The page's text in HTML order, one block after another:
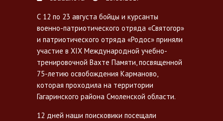
С 12 по 23 августа бойцы и курсанты
военно-патриотического отряда «Святогор»
и патриотического отряда «Родос» приняли
участие в XIX Международной учебно-
тренировочной Вахте Памяти, посвященной
75-летию освобождения Карманово,
которая проходила на территории
Гагаринского района Смоленской области.
12 дней наши поисковики посещали